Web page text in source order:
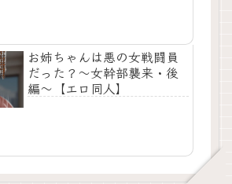
お姉ちゃんは悪の女戦闘員
だった？〜女幹部襲来・後
編〜【エロ同人】